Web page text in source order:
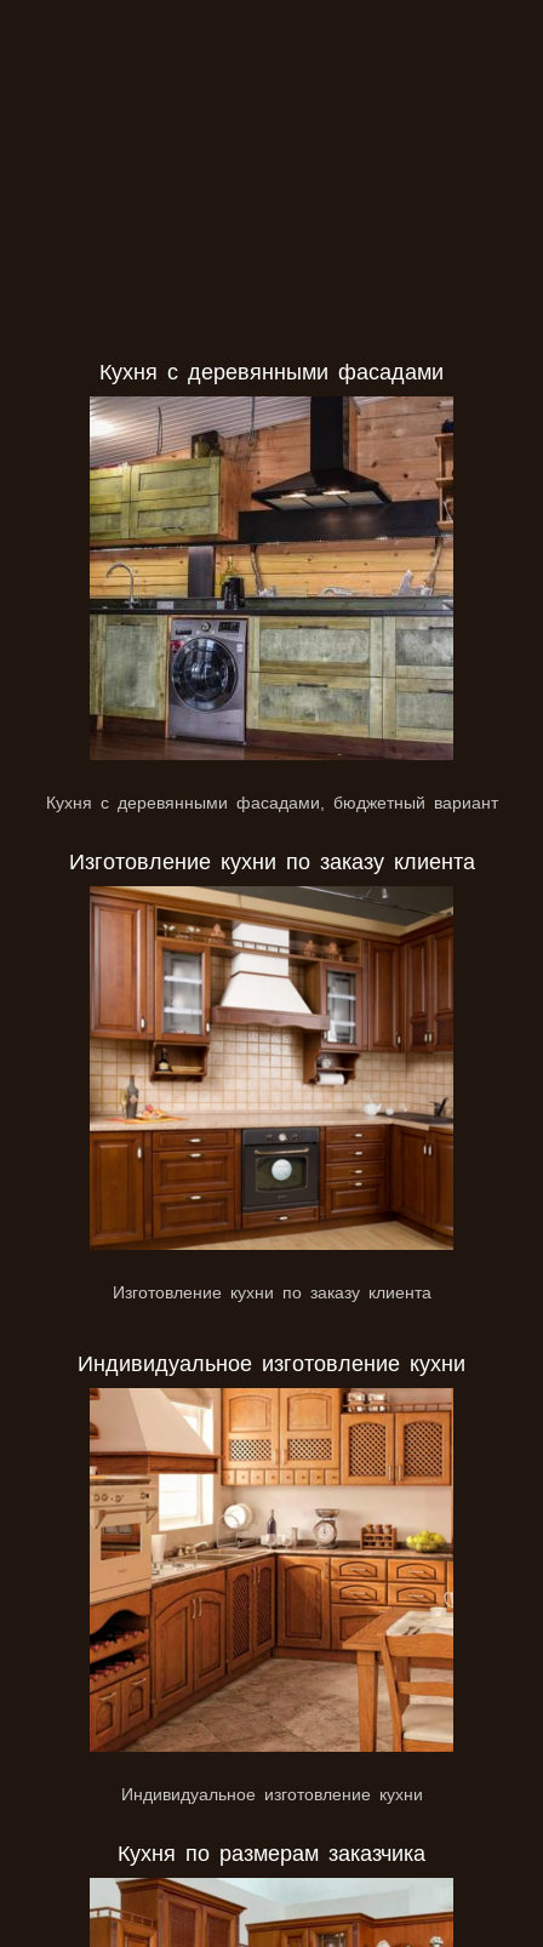
Кухня с деревянными фасадами
Кухня с деревянными фасадами, бюджетный вариант
Изготовление кухни по заказу клиента
Изготовление кухни по заказу клиента
Индивидуальное изготовление кухни
Индивидуальное изготовление кухни
Кухня по размерам заказчика